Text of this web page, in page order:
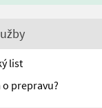
m sind Sie
list
o prepravu?